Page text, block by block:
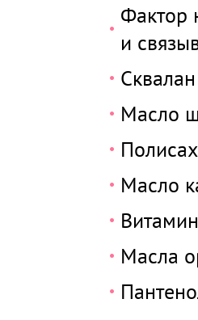
Фактор
и
Масло
Масло
Масла